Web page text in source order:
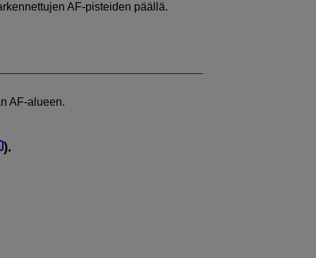
AF-pisteiden päällä.
AF-alueen.
).